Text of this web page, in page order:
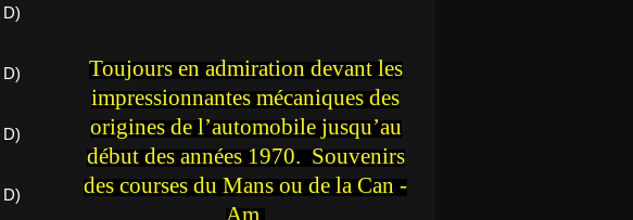
Toujours en admiration devant les
impressionnantes mécaniques des
origines de l’automobile jusqu’au
début des années 1970. Souvenirs
des courses du Mans ou de la Can -
Am.